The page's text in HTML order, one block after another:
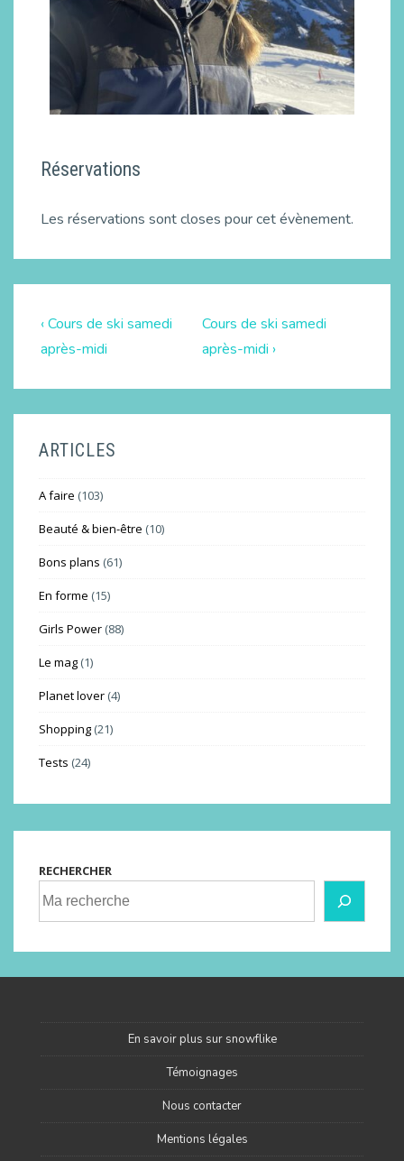
Réservations
Les réservations sont closes pour cet évènement.
‹ Cours de ski samedi
après-midi
Cours de ski samedi
après-midi ›
ARTICLES
A faire (103)
Beauté & bien-être (10)
Bons plans (61)
En forme (15)
Girls Power (88)
Le mag (1)
Planet lover (4)
Shopping (21)
Tests (24)
RECHERCHER
En savoir plus sur snowflike
Témoignages
Nous contacter
Mentions légales